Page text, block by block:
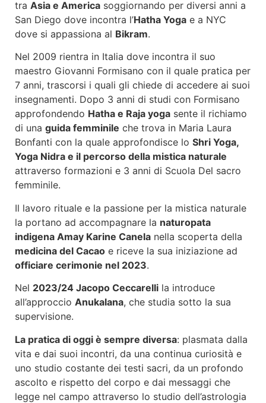
tra Asia e America soggiornando per diversi anni a
San Diego dove incontra l’Hatha Yoga e a NYC
dove si appassiona al Bikram.
Nel 2009 rientra in Italia dove incontra il suo
maestro Giovanni Formisano con il quale pratica per
7 anni, trascorsi i quali gli chiede di accedere ai suoi
insegnamenti. Dopo 3 anni di studi con Formisano
approfondendo Hatha e Raja yoga sente il richiamo
di una guida femminile che trova in Maria Laura
Bonfanti con la quale approfondisce lo Shri Yoga,
Yoga Nidra e il percorso della mistica naturale
attraverso formazioni e 3 anni di Scuola Del sacro
femminile.
Il lavoro rituale e la passione per la mistica naturale
la portano ad accompagnare la naturopata
indigena Amay Karine Canela nella scoperta della
medicina del Cacao e riceve la sua iniziazione ad
officiare cerimonie nel 2023.
Nel 2023/24 Jacopo Ceccarelli la introduce
all’approccio Anukalana, che studia sotto la sua
supervisione.
La pratica di oggi è sempre diversa: plasmata dalla
vita e dai suoi incontri, da una continua curiosità e
uno studio costante dei testi sacri, da un profondo
ascolto e rispetto del corpo e dai messaggi che
legge nel campo attraverso lo studio dell’astrologia